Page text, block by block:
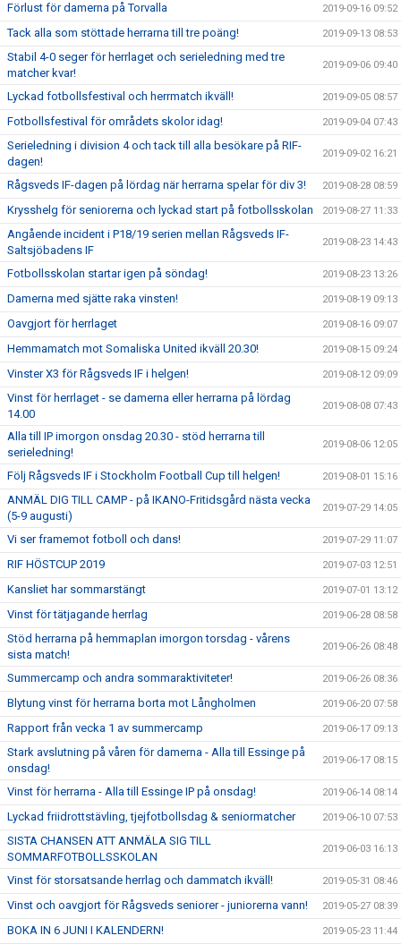
Förlust för damerna på Torvalla 2019-09-16 09:52
Tack alla som stöttade herrarna till tre poäng! 2019-09-13 08:53
Stabil 4-0 seger för herrlaget och serieledning med tre
matcher kvar!
2019-09-06 09:40
Lyckad fotbollsfestival och herrmatch ikväll! 2019-09-05 08:57
Fotbollsfestival för områdets skolor idag! 2019-09-04 07:43
Serieledning i division 4 och tack till alla besökare på RIF-
dagen!
2019-09-02 16:21
Rågsveds IF-dagen på lördag när herrarna spelar för div 3! 2019-08-28 08:59
Krysshelg för seniorerna och lyckad start på fotbollsskolan 2019-08-27 11:33
Angående incident i P18/19 serien mellan Rågsveds IF-
Saltsjöbadens IF
2019-08-23 14:43
Fotbollsskolan startar igen på söndag! 2019-08-23 13:26
Damerna med sjätte raka vinsten! 2019-08-19 09:13
Oavgjort för herrlaget 2019-08-16 09:07
Hemmamatch mot Somaliska United ikväll 20.30! 2019-08-15 09:24
Vinster X3 för Rågsveds IF i helgen! 2019-08-12 09:09
Vinst för herrlaget - se damerna eller herrarna på lördag
14.00
2019-08-08 07:43
Alla till IP imorgon onsdag 20.30 - stöd herrarna till
serieledning!
2019-08-06 12:05
Följ Rågsveds IF i Stockholm Football Cup till helgen! 2019-08-01 15:16
ANMÄL DIG TILL CAMP - på IKANO-Fritidsgård nästa vecka
(5-9 augusti)
2019-07-29 14:05
Vi ser framemot fotboll och dans! 2019-07-29 11:07
RIF HÖSTCUP 2019 2019-07-03 12:51
Kansliet har sommarstängt 2019-07-01 13:12
Vinst för tätjagande herrlag 2019-06-28 08:58
Stöd herrarna på hemmaplan imorgon torsdag - vårens
sista match!
2019-06-26 08:48
Summercamp och andra sommaraktiviteter! 2019-06-26 08:36
Blytung vinst för herrarna borta mot Långholmen 2019-06-20 07:58
Rapport från vecka 1 av summercamp 2019-06-17 09:13
Stark avslutning på våren för damerna - Alla till Essinge på
onsdag!
2019-06-17 08:15
Vinst för herrarna - Alla till Essinge IP på onsdag! 2019-06-14 08:14
Lyckad friidrottstävling, tjejfotbollsdag & seniormatcher 2019-06-10 07:53
SISTA CHANSEN ATT ANMÄLA SIG TILL
SOMMARFOTBOLLSSKOLAN
2019-06-03 16:13
Vinst för storsatsande herrlag och dammatch ikväll! 2019-05-31 08:46
Vinst och oavgjort för Rågsveds seniorer - juniorerna vann! 2019-05-27 08:39
BOKA IN 6 JUNI I KALENDERN! 2019-05-23 11:44